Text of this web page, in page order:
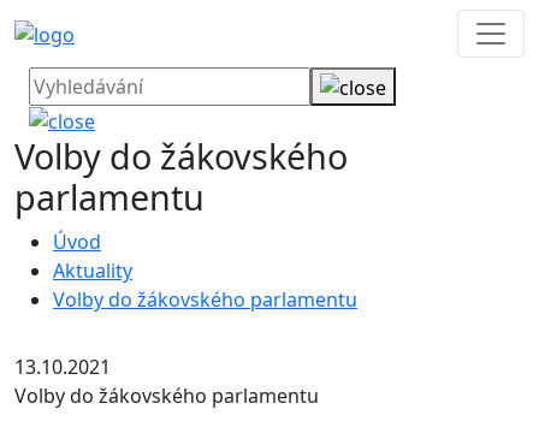
Volby do žákovského
parlamentu
Úvod
Aktuality
Volby do žákovského parlamentu
13.10.2021
Volby do žákovského parlamentu